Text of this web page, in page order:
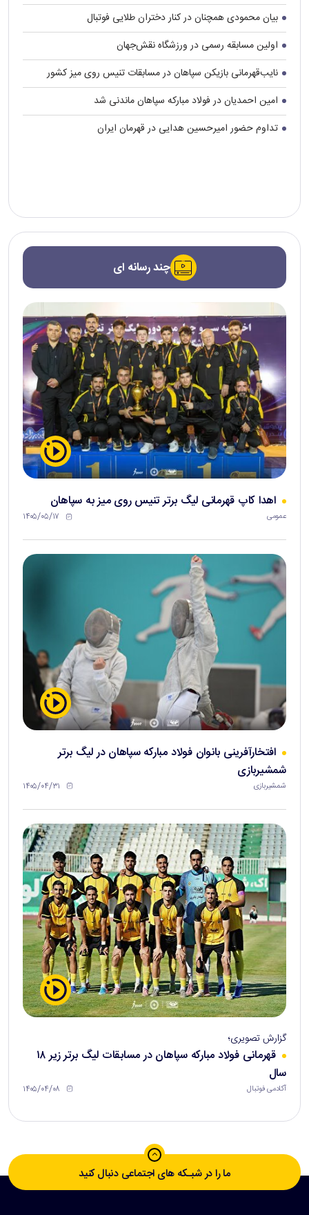
بیان محمودی همچنان در کنار دختران طلایی فوتبال
اولین مسابقه رسمی در ورزشگاه نقش‌جهان
نایب‌قهرمانی بازیکن سپاهان در مسابقات تنیس روی میز کشور
امین احمدیان در فولاد مبارکه سپاهان ماندنی شد
تداوم حضور امیرحسین هدایی در قهرمان ایران
چند رسانه ای
اهدا کاپ قهرمانی لیگ برتر تنیس روی میز به سپاهان
عمومی ۱۴۰۵/۰۵/۱۷
افتخارآفرینی بانوان فولاد مبارکه سپاهان در لیگ برتر
شمشیربازی
شمشیربازی ۱۴۰۵/۰۴/۳۱
گزارش تصویری؛
قهرمانی فولاد مبارکه سپاهان در مسابقات لیگ برتر زیر ۱۸
سال
آکادمی فوتبال ۱۴۰۵/۰۴/۰۸
ما را در شبـکه های اجتماعی دنبال کنید